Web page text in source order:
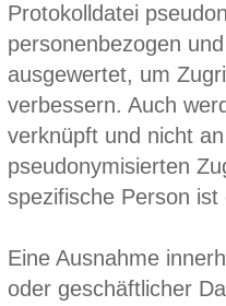
Protokolldatei
personenbezogen
ausgewertet, um
verbessern. Auch
verknüpft und nicht
pseudonymisierten
spezifische Person
Eine Ausnahme
oder geschäftlicher